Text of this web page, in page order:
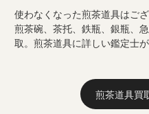
使わなくなった煎茶道具はご
煎茶碗、茶托、鉄瓶、銀瓶、
取。煎茶道具に詳しい鑑定士が
煎茶道具買